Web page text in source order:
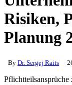
Risiken,
Planung
By Dr. Sergej Raits
Pflichtteilsansprüche